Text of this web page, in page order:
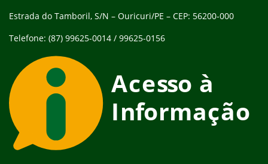
Estrada do Tamboril, S/N – Ouricuri/PE – CEP: 56200-000
Telefone: (87) 99625-0014 / 99625-0156